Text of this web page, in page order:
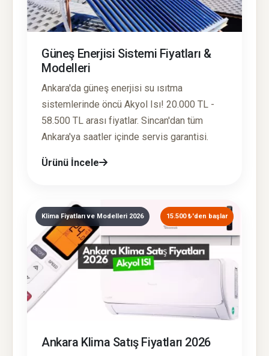
Güneş Enerjisi Sistemi Fiyatları &
Modelleri
Ankara'da güneş enerjisi su ısıtma
sistemlerinde öncü Akyol Isı! 20.000 TL -
58.500 TL arası fiyatlar. Sincan'dan tüm
Ankara'ya saatler içinde servis garantisi.
Ürünü İncele
Klima Fiyatları ve Modelleri 2026 15.500 ₺'den başlar
Ankara Klima Satış Fiyatları 2026